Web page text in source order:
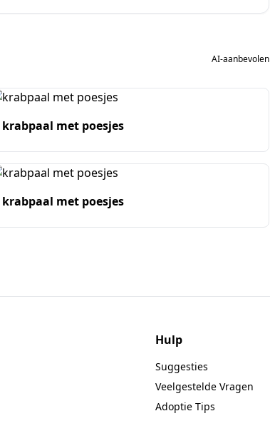
AI-aanbevolen
krabpaal met poesjes
krabpaal met poesjes
Hulp
Suggesties
Veelgestelde Vragen
Adoptie Tips